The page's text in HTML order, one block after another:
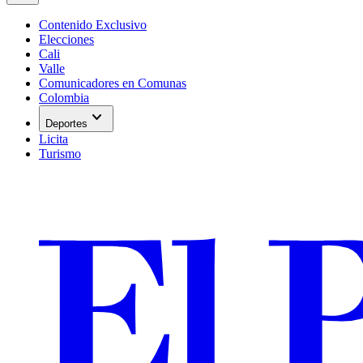
Contenido Exclusivo
Elecciones
Cali
Valle
Comunicadores en Comunas
Colombia
Deportes expand_more
Licita
Turismo